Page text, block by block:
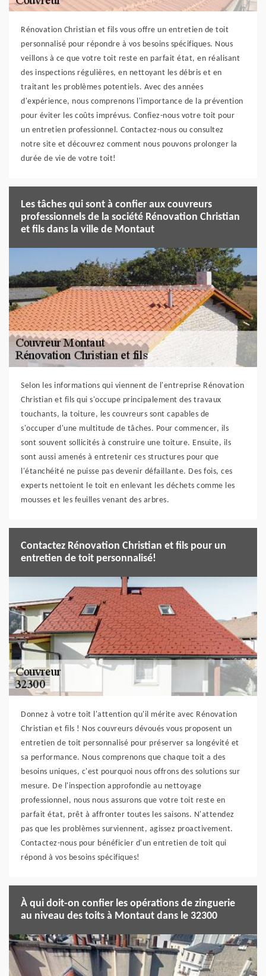
Rénovation Christian et fils vous offre un entretien de toit
personnalisé pour répondre à vos besoins spécifiques. Nous
veillons à ce que votre toit reste en parfait état, en réalisant
des inspections régulières, en nettoyant les débris et en
traitant les problèmes potentiels. Avec des années
d'expérience, nous comprenons l'importance de la prévention
pour éviter les coûts imprévus. Confiez-nous votre toit pour
un entretien professionnel. Contactez-nous ou consultez
notre site et découvrez comment nous pouvons prolonger la
durée de vie de votre toit!
Les tâches qui sont à confier aux couvreurs
professionnels de la société Rénovation Christian
et fils dans la ville de Montaut
Selon les informations qui viennent de l'entreprise Rénovation
Christian et fils qui s'occupe principalement des travaux
touchants, la toiture, les couvreurs sont capables de
s'occuper d'une multitude de tâches. Pour commencer, ils
sont souvent sollicités à construire une toiture. Ensuite, ils
sont aussi amenés à entretenir ces structures pour que
l'étanchéité ne puisse pas devenir défaillante. Des fois, ces
experts nettoient le toit en enlevant les déchets comme les
mousses et les feuilles venant des arbres.
Contactez Rénovation Christian et fils pour un
entretien de toit personnalisé!
Donnez à votre toit l'attention qu'il mérite avec Rénovation
Christian et fils ! Nos couvreurs dévoués vous proposent un
entretien de toit personnalisé pour préserver sa longévité et
sa performance. Nous comprenons que chaque toit a des
besoins uniques, c'est pourquoi nous offrons des solutions sur
mesure. De l'inspection approfondie au nettoyage
professionnel, nous nous assurons que votre toit reste en
parfait état, prêt à affronter toutes les saisons. N'attendez
pas que les problèmes surviennent, agissez proactivement.
Contactez-nous pour bénéficier d'un entretien de toit qui
répond à vos besoins spécifiques!
À qui doit-on confier les opérations de zinguerie
au niveau des toits à Montaut dans le 32300